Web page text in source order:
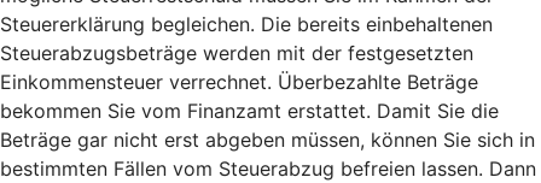
Steuererklärung begleichen. Die bereits einbehaltenen
Steuerabzugsbeträge werden mit der festgesetzten
Einkommensteuer verrechnet. Überbezahlte Beträge
bekommen Sie vom Finanzamt erstattet. Damit Sie die
Beträge gar nicht erst abgeben müssen, können Sie sich in
bestimmten Fällen vom Steuerabzug befreien lassen. Dann